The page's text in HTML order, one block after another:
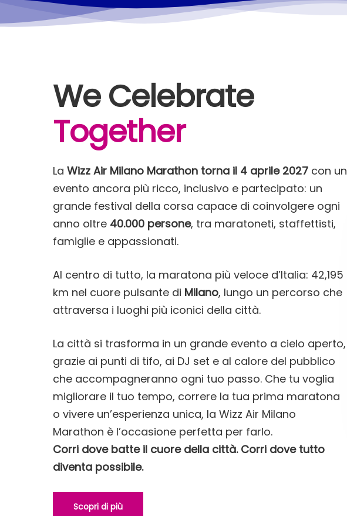
We Celebrate
Together
La Wizz Air Milano Marathon torna il 4 aprile 2027 con un
evento ancora più ricco, inclusivo e partecipato: un
grande festival della corsa capace di coinvolgere ogni
anno oltre 40.000 persone, tra maratoneti, staffettisti,
famiglie e appassionati.
Al centro di tutto, la maratona più veloce d’Italia: 42,195
km nel cuore pulsante di Milano, lungo un percorso che
attraversa i luoghi più iconici della città.
La città si trasforma in un grande evento a cielo aperto,
grazie ai punti di tifo, ai DJ set e al calore del pubblico
che accompagneranno ogni tuo passo. Che tu voglia
migliorare il tuo tempo, correre la tua prima maratona
o vivere un’esperienza unica, la Wizz Air Milano
Marathon è l’occasione perfetta per farlo.
Corri dove batte il cuore della città. Corri dove tutto
diventa possibile.
Scopri di più